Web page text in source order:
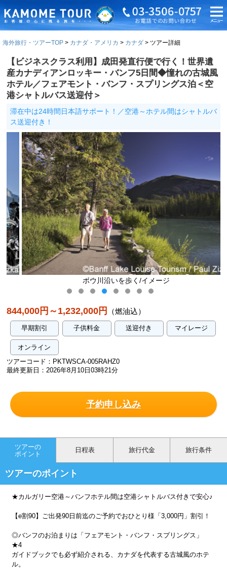
海外旅行・ツアーTOP カナダ・アメリカ カナダ ツアー詳細
【ビジネスクラス利用】成田発直行便で行く！世界遺
産カナディアンロッキー・バンフ5日間◆憧れの古城風
ホテル／フェアモント・バンフ・スプリングス泊＜空
港シャトルバス送迎付＞
滞在中は24時間日本語サポート！／空港～ホテル間はシャトルバ
ス送迎付き！
ボウ川沿いを歩く/イメージ
844,000円～1,232,000円 （燃油込）
早期割引 子供料金 送迎付き マイレージ
オンライン
ツアーコード：PKTWSCA-005RAHZ0
最終更新日：2026年8月10日03時21分
予約申し込み
ツアーの
ポイント
日程表 旅行代金 旅行条件
ツアーのポイント
★カルガリー空港～バンフホテル間は空港シャトルバス付きで安心♪
【e割90】ご出発90日前迄のご予約でおひとり様「3,000円」割引！
◎バンフのお泊まりは「フェアモント・バンフ・スプリングス」
★4
ガイドブックでも必ず紹介される、カナダを代表する古城風のホテ
ル。